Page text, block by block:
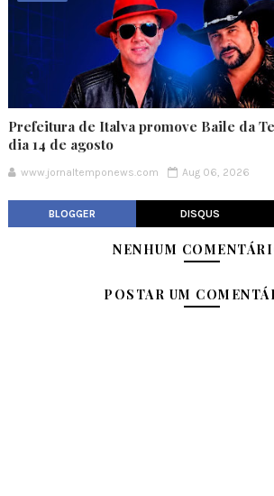
Prefeitura de Italva promove Baile da
dia 14 de agosto
www.jornaltemponews.com Aug 06, 2026
BLOGGER DISQUS
NENHUM
POSTAR UM